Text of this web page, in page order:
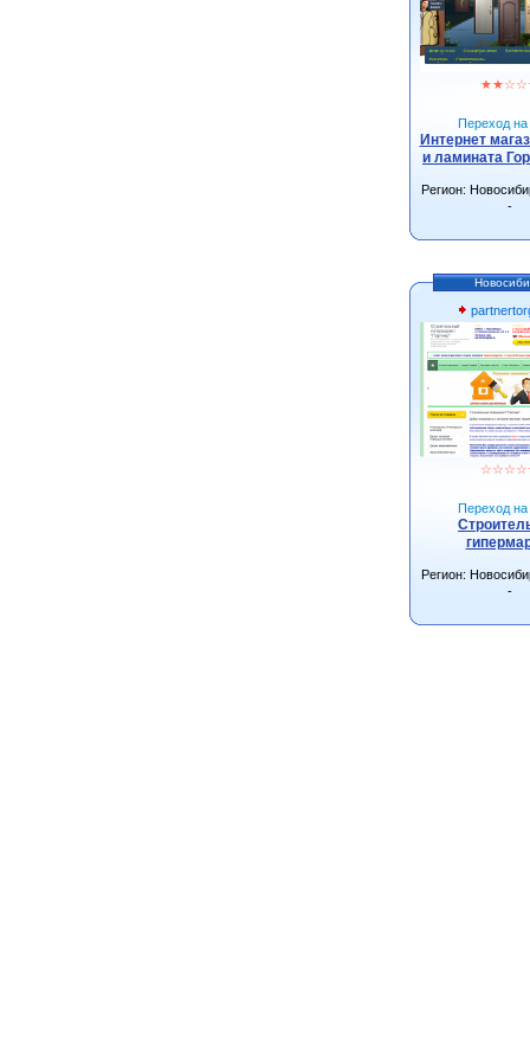
★★☆☆
Переход на
Интернет
и ламината
Регион:
-
☆☆☆☆
Переход на
Регион:
-